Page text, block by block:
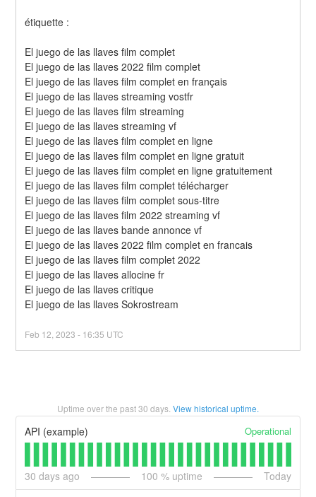
étiquette :
El juego de las llaves film complet
El juego de las llaves 2022 film complet
El juego de las llaves film complet en français
El juego de las llaves streaming vostfr
El juego de las llaves film streaming
El juego de las llaves streaming vf
El juego de las llaves film complet en ligne
El juego de las llaves film complet en ligne gratuit
El juego de las llaves film complet en ligne gratuitement
El juego de las llaves film complet télécharger
El juego de las llaves film complet sous-titre
El juego de las llaves film 2022 streaming vf
El juego de las llaves bande annonce vf
El juego de las llaves 2022 film complet en francais
El juego de las llaves film complet 2022
El juego de las llaves allocine fr
El juego de las llaves critique
El juego de las llaves Sokrostream
Feb 12 ,2023 - 16:35 UTC
Uptime over the past30 days. View historical uptime.
API (example) Operational
30 days ago 100 % uptime Today